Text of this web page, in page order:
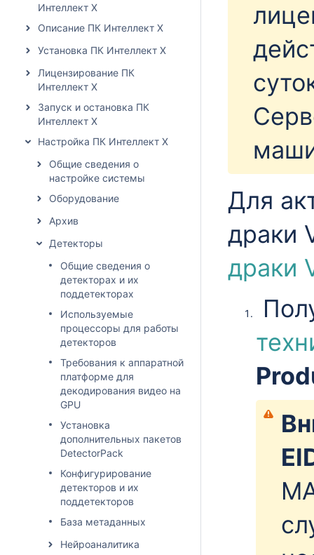
Интеллект X
Описание ПК Интеллект X
Установка ПК Интеллект X
Лицензирование ПК
Интеллект X
Запуск и остановка ПК
Интеллект X
Настройка ПК Интеллект X
Общие сведения о
настройке системы
Оборудование
Архив
Детекторы
Общие сведения о
детекторах и их
поддетекторах
Используемые
процессоры для работы
детекторов
Требования к аппаратной
платформе для
декодирования видео на
GPU
Установка
дополнительных пакетов
DetectorPack
Конфигурирование
детекторов и их
поддетекторов
База метаданных
Нейроаналитика
Для
драки
драки